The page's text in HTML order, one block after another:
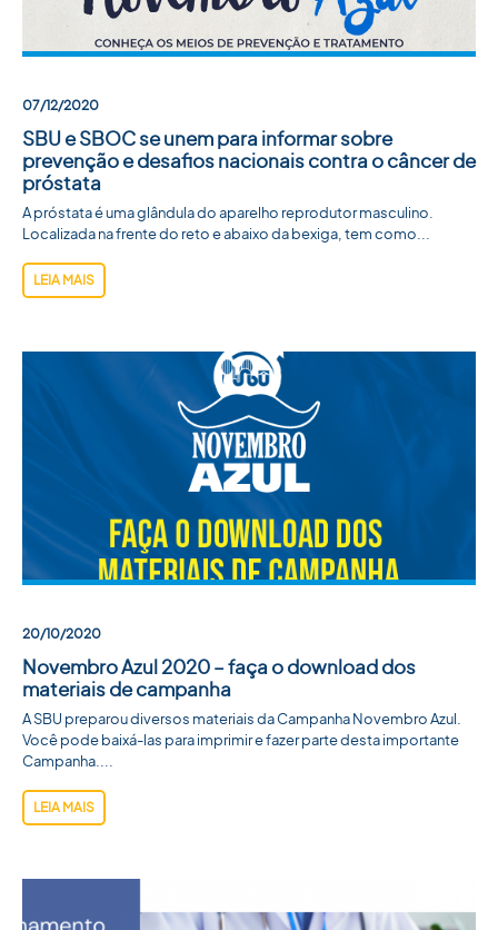
07/12/2020
SBU e SBOC se unem para informar sobre
prevenção e desafios nacionais contra o câncer de
próstata
A próstata é uma glândula do aparelho reprodutor masculino.
Localizada na frente do reto e abaixo da bexiga, tem como...
LEIA MAIS
20/10/2020
Novembro Azul 2020 – faça o download dos
materiais de campanha
A SBU preparou diversos materiais da Campanha Novembro Azul.
Você pode baixá-las para imprimir e fazer parte desta importante
Campanha....
LEIA MAIS